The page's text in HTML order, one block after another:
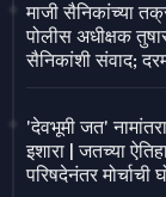
माजी सैनिकांच्या
पोलीस अधीक्षक
सैनिकांशी संवाद;
'देवभूमी जत'
इशारा | जतच्या
परिषदेनंतर मोर्चाची